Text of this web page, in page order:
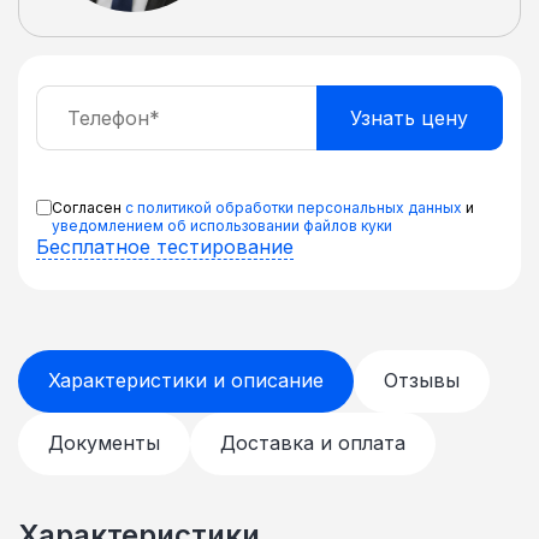
крепления В комплекте регулируемые
ножки и ролики для перемещения шкафа
Поставляется в разобранном виде в
Согласен с политикой обработки персональных данных и
уведомлением об использовании файлов куки
Бесплатное тестирование
Характеристики и описание Отзывы
Документы Доставка и оплата